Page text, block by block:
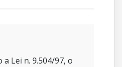
Lei n. 9.504/97, o